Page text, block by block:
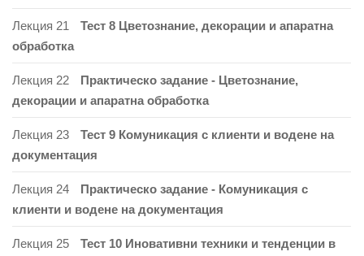
Лекция 21
Тест 8 Цветознание, декорации и апаратна
обработка
Лекция 22
Практическо задание - Цветознание,
декорации и апаратна обработка
Лекция 23
Тест 9 Комуникация с клиенти и водене на
документация
Лекция 24
Практическо задание - Комуникация с
клиенти и водене на документация
Лекция 25
Тест 10 Иновативни техники и тенденции в